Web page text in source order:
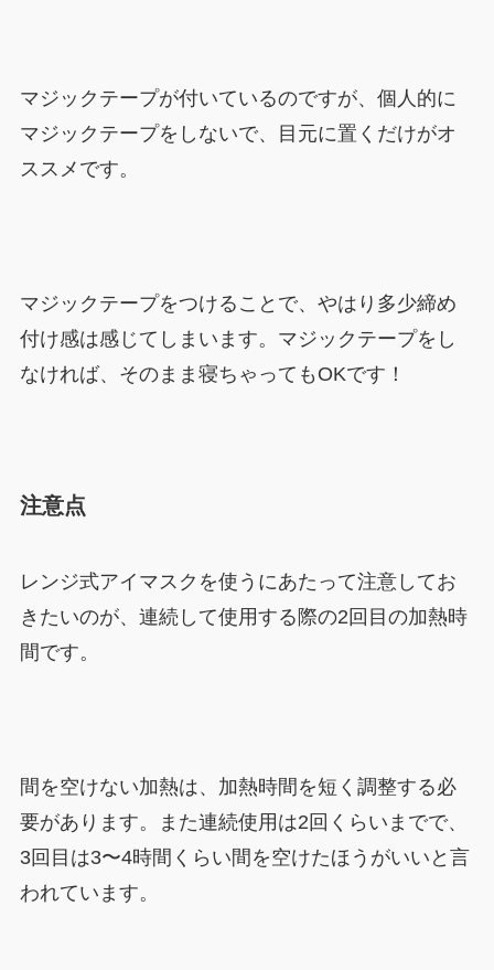
マジックテープが付いているのですが、個人的に
マジックテープをしないで、目元に置くだけがオ
ススメです。
マジックテープをつけることで、やはり多少締め
付け感は感じてしまいます。マジックテープをし
なければ、そのまま寝ちゃってもOKです！
注意点
レンジ式アイマスクを使うにあたって注意してお
きたいのが、連続して使用する際の2回目の加熱時
間です。
間を空けない加熱は、加熱時間を短く調整する必
要があります。また連続使用は2回くらいまでで、
3回目は3〜4時間くらい間を空けたほうがいいと言
われています。